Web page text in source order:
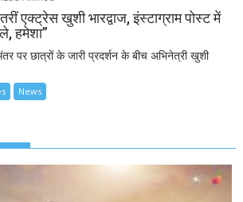
एक्ट्रेस खुशी भारद्वाज, इंस्टाग्राम पोस्ट में
हमेशा”
पर छात्रों के जारी प्रदर्शन के बीच अभिनेत्री खुशी
News